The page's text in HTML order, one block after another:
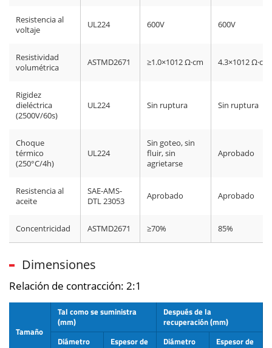
Resistencia al
voltaje
UL224 600V 600V
Resistividad
volumétrica
ASTMD2671 ≥1.0×1012 Ω·cm 4.3×1012 Ω·cm
Rigidez
dieléctrica
(2500V/60s)
UL224 Sin ruptura Sin ruptura
Choque
térmico
(250°C/4h)
UL224
Sin goteo, sin
fluir, sin
agrietarse
Aprobado
Resistencia al
aceite
SAE-AMS-
DTL 23053
Aprobado Aprobado
Concentricidad ASTMD2671 ≥70% 85%
Dimensiones
Relación de contracción: 2:1
Tamaño
Tal como se suministra
(mm)
Después de la
recuperación (mm)
Diámetro
Espesor de
Diámetro
Espesor de